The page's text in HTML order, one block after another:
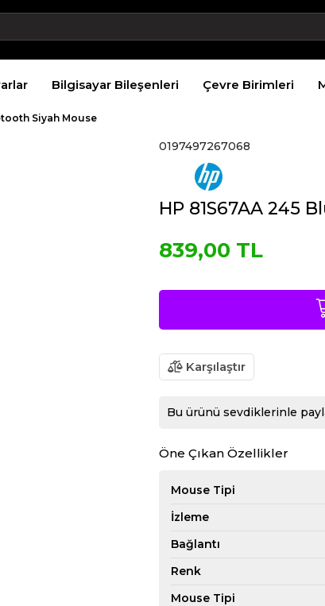
Bilgisayar Bileşenleri Çevre Birimleri
Siyah Mouse
0197497267068
HP 81S67AA 245
839,00 TL
Karşılaştır
Bu ürünü sevdiklerinle
Öne Çıkan Özellikler
Mouse Tipi
İzleme
Bağlantı
Renk
Mouse Tipi